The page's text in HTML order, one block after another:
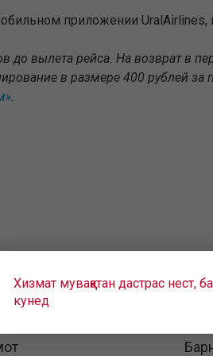
приложении UralAirlines,
вылета рейса. На возврат в
в размере 400 рублей за
.
Хизмат муваққатан дастрас нест,
кунед